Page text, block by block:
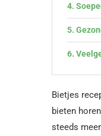
Bietjes
bieten
steeds